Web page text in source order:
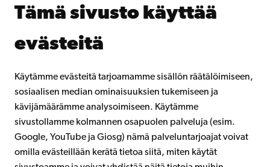
Tämä sivusto käyttää
evästeitä
Käytämme evästeitä tarjoamamme sisällön räätälöimiseen,
sosiaalisen median ominaisuuksien tukemiseen ja
kävijämäärämme analysoimiseen. Käytämme
sivustollamme kolmannen osapuolen palveluja (esim.
Google, YouTube ja Giosg) nämä palveluntarjoajat voivat
omilla evästeillään kerätä tietoa siitä, miten käytät
Lahjoita Åbo Akademille
Åbo Akademista
Facebook Instagram YouTube LinkedIn Blog Snapchat